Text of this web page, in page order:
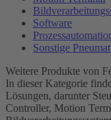
Software
Sonstige
Weitere Produkte von
In dieser Kategorie
Lösungen, darunter
Controller, Motion